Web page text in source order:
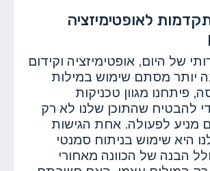
לאופטימיזציה
של היום, אופטימיזציה וקידום
יותר מסתם שימוש במילות
פיתחנו מגוון טכניקות
להבטיח שהתוכן שלנו לא רק
מניע לפעולה. אחת הגישות
היא שימוש בניתוח סמנטי
הבנה של הכוונה מאחורי